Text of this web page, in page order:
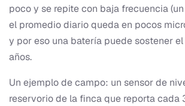
poco y se repite con baja frecuencia (un
el promedio diario queda en pocos
y por eso una batería puede sostener
años.
Un ejemplo de campo: un sensor de
reservorio de la finca que reporta cada